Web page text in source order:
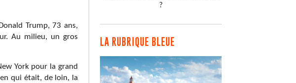
Trump, 73 ans,
Au milieu, un gros
York pour la grand
qui était, de loin, la
?
LA RUBRIQUE BLEUE